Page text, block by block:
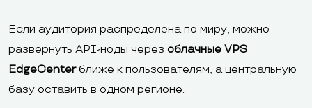
Если аудитория распределена по миру, можно
развернуть API-ноды через облачные VPS
EdgeCenterближе к пользователям, а центральную
базу оставить в одном регионе.